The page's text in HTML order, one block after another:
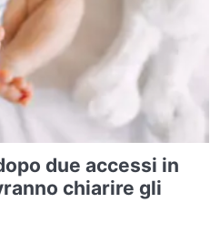
due accessi in
chiarire gli